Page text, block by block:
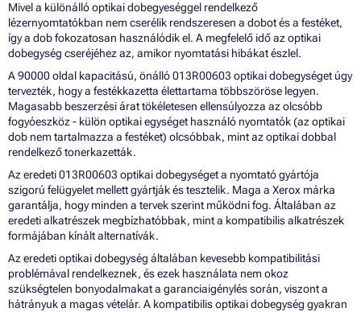
Mivel a különálló optikai dobegyeséggel rendelkező
lézernyomtatókban nem cserélik rendszeresen a dobot és a festéket,
így a dob fokozatosan használódik el. A megfelelő idő az optikai
dobegység cseréjéhez az, amikor nyomtatási hibákat észlel.
A 90000 oldal kapacitású, önálló 013R00603 optikai dobegységet úgy
tervezték, hogy a festékkazetta élettartama többszöröse legyen.
Magasabb beszerzési árat tökéletesen ellensúlyozza az olcsóbb
fogyóeszköz - külön optikai egységet használó nyomtatók (az optikai
dob nem tartalmazza a festéket) olcsóbbak, mint az optikai dobbal
rendelkező tonerkazetták.
Az eredeti 013R00603 optikai dobegységet a nyomtató gyártója
szigorú felügyelet mellett gyártják és tesztelik. Maga a Xerox márka
garantálja, hogy minden a tervek szerint működni fog. Általában az
eredeti alkatrészek megbízhatóbbak, mint a kompatibilis alkatrészek
formájában kínált alternatívák.
Az eredeti optikai dobegység általában kevesebb kompatibilitási
problémával rendelkeznek, és ezek használata nem okoz
szükségtelen bonyodalmakat a garanciaigénylés során, viszont a
hátrányuk a magas vételár. A kompatibilis optikai dobegység gyakran